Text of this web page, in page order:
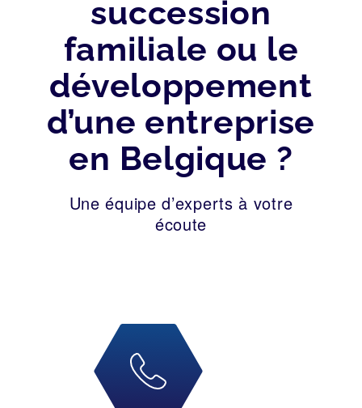
succession
familiale ou le
développement
d’une entreprise
en Belgique ?
Une équipe d’experts à votre
écoute